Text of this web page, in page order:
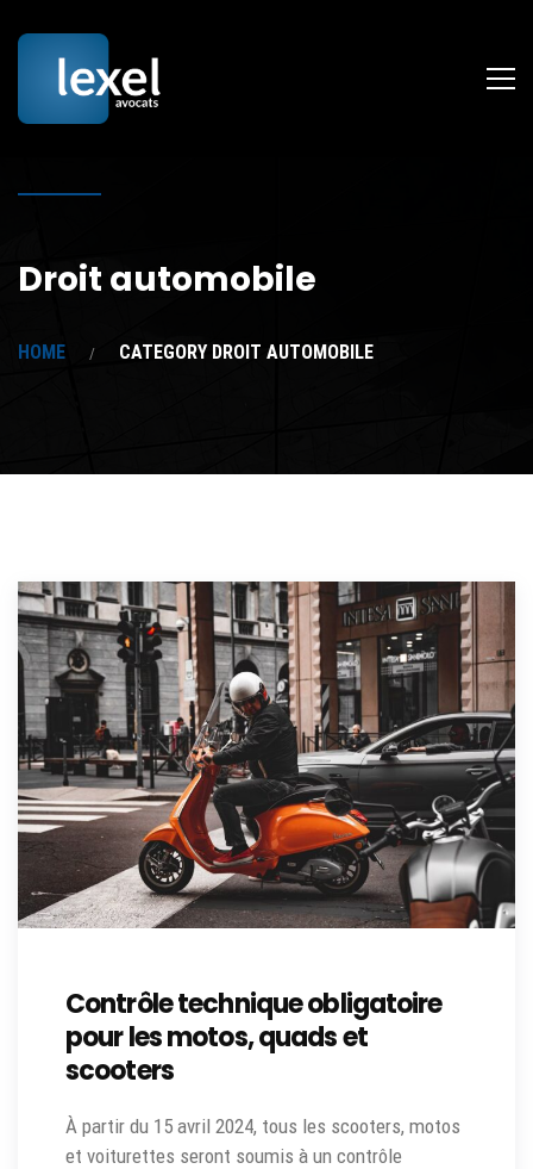
Droit automobile
HOME CATEGORY DROIT AUTOMOBILE
Contrôle technique obligatoire
pour les motos, quads et
scooters
À partir du 15 avril 2024, tous les scooters, motos
et voiturettes seront soumis à un contrôle